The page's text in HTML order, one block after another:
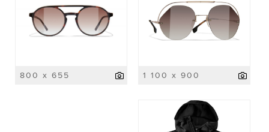
800 x 655 1 100 x 900